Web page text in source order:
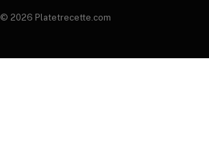
© 2026 Platetrecette.com